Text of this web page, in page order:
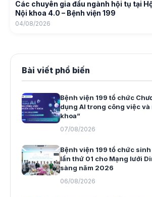
Các chuyên gia đầu ngành hội tụ tại
Nội khoa 4.0 – Bệnh viện 199
04/08/2026
Bài viết phổ biến
Bệnh viện 199 tổ chức
dụng AI trong công việc
khoa”
07/08/2026
Bệnh viện 199 tổ chức
lần thứ 01 cho Mạng lưới
sàng năm 2026
06/08/2026